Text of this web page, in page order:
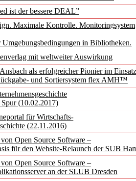
ist der bessere DEAL”
Maximale Kontrolle. Monitoringsystem
in Bibliotheken.
mit weltweiter Auswirkung
als erfolgreicher Pionier im
und Sortiersystem flex AMH™
(10.02.2017)
für Wirtschafts-
(22.11.2016)
Open Source Software –
für den Website-Relaunch der SUB
Open Source Software –
an der SLUB Dresden
fordert mehr
besseren
Teil der
für
über KI-Texte